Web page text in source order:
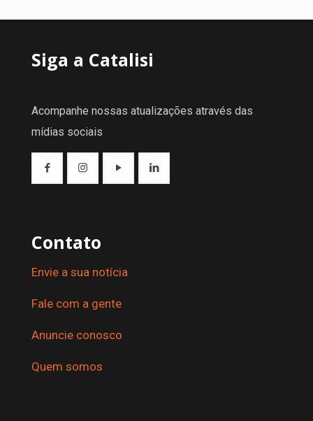
Siga a Catalisi
Acompanhe nossas atualizações através das
mídias sociais
Contato
Envie a sua notícia
Fale com a gente
Anuncie conosco
Quem somos